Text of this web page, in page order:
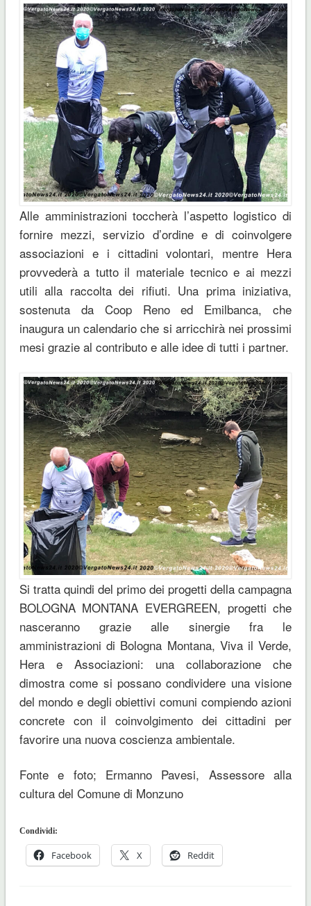
Alle amministrazioni toccherà l’aspetto logistico di
fornire mezzi, servizio d’ordine e di coinvolgere
associazioni e i cittadini volontari, mentre Hera
provvederà a tutto il materiale tecnico e ai mezzi
utili alla raccolta dei rifiuti. Una prima iniziativa,
sostenuta da Coop Reno ed Emilbanca, che
inaugura un calendario che si arricchirà nei prossimi
mesi grazie al contributo e alle idee di tutti i partner.
Si tratta quindi del primo dei progetti della campagna
BOLOGNA MONTANA EVERGREEN, progetti che
nasceranno grazie alle sinergie fra le
amministrazioni di Bologna Montana, Viva il Verde,
Hera e Associazioni: una collaborazione che
dimostra come si possano condividere una visione
del mondo e degli obiettivi comuni compiendo azioni
concrete con il coinvolgimento dei cittadini per
favorire una nuova coscienza ambientale.
Fonte e foto; Ermanno Pavesi, Assessore alla
cultura del Comune di Monzuno
Condividi:
Facebook X Reddit